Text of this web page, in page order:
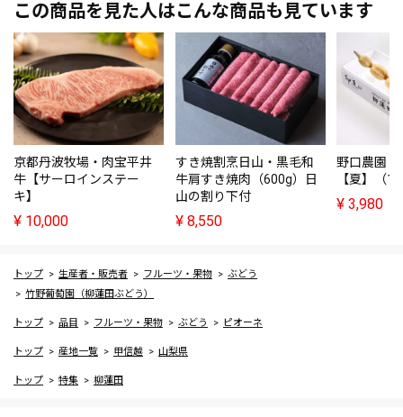
この商品を見た人はこんな商品も見ています
京都丹波牧場・肉宝平井
牛【サーロインステー
キ】
¥ 10,000
すき焼割烹日山・黒毛和
牛肩すき焼肉（600g）日
山の割り下付
¥ 8,550
野口農園
【夏】（
¥ 3,980
トップ 生産者・販売者 フルーツ・果物
ぶどう
竹野葡萄園（柳蓮田ぶどう）
トップ 品目 フルーツ・果物 ぶどう ピオーネ
トップ 産地一覧 甲信越 山梨県
トップ 特集 柳蓮田